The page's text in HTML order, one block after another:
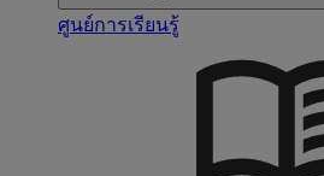
ศูนย์การเรียนรู้